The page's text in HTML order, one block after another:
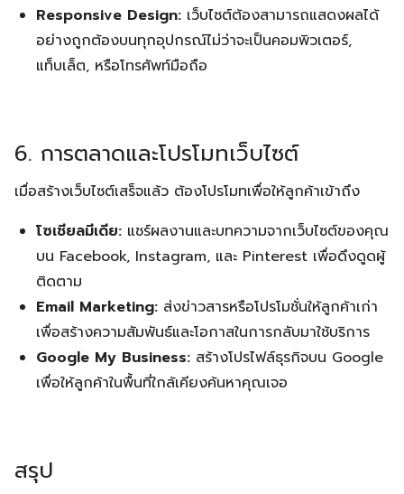
Responsive Design: เว็บไซต์ต้องสามารถแสดงผลได้
อย่างถูกต้องบนทุกอุปกรณ์ไม่ว่าจะเป็นคอมพิวเตอร์,
แท็บเล็ต, หรือโทรศัพท์มือถือ
6. การตลาดและโปรโมทเว็บไซต์
เมื่อสร้างเว็บไซต์เสร็จแล้ว ต้องโปรโมทเพื่อให้ลูกค้าเข้าถึง
โซเชียลมีเดีย: แชร์ผลงานและบทความจากเว็บไซต์ของคุณ
บน Facebook, Instagram, และ Pinterest เพื่อดึงดูดผู้
ติดตาม
Email Marketing: ส่งข่าวสารหรือโปรโมชั่นให้ลูกค้าเก่า
เพื่อสร้างความสัมพันธ์และโอกาสในการกลับมาใช้บริการ
Google My Business: สร้างโปรไฟล์ธุรกิจบน Google
เพื่อให้ลูกค้าในพื้นที่ใกล้เคียงค้นหาคุณเจอ
สรุป